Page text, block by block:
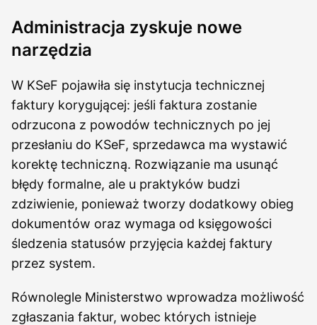
Administracja zyskuje nowe
narzędzia
W KSeF pojawiła się instytucja technicznej
faktury korygującej: jeśli faktura zostanie
odrzucona z powodów technicznych po jej
przesłaniu do KSeF, sprzedawca ma wystawić
korektę techniczną. Rozwiązanie ma usunąć
błędy formalne, ale u praktyków budzi
zdziwienie, ponieważ tworzy dodatkowy obieg
dokumentów oraz wymaga od księgowości
śledzenia statusów przyjęcia każdej faktury
przez system.
Równolegle Ministerstwo wprowadza możliwość
zgłaszania faktur, wobec których istnieje